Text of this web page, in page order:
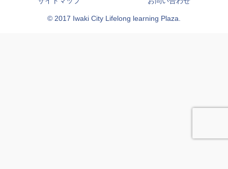
© 2017 Iwaki City Lifelong learning Plaza.